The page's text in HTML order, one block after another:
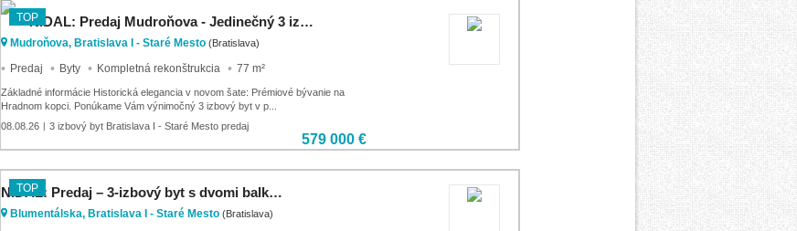
TOP NIDAL: Predaj Mudroňova - Jedinečný 3 izbový byt na hradnom kopci s atmosférou rodinného domu (Byt A
Mudroňova, Bratislava I - Staré Mesto (Bratislava)
Predaj Byty Kompletná rekonštrukcia 77 m²
Základné informácie Historická elegancia v novom šate: Prémiové bývanie na
Hradnom kopci. Ponúkame Vám výnimočný 3 izbový byt v p...
08.08.26 | 3 izbový byt Bratislava I - Staré Mesto predaj
579 000 €
TOP NIDAL: Predaj – 3-izbový byt s dvomi balkónmi na Blumentálskej 12 v Starom Meste
Blumentálska, Bratislava I - Staré Mesto (Bratislava)